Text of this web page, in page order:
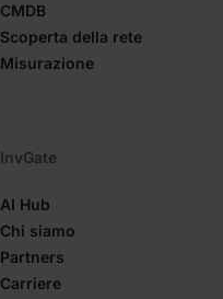
CMDB
Scoperta della rete
Misurazione
InvGate
AI Hub
Chi siamo
Partners
Carriere